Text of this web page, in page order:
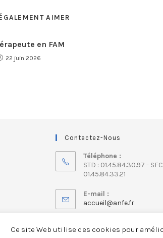
AIMER
en FAM
22 juin 2026
Contactez-Nous
Téléphone :
STD : 01.45.84.30.97 -
01.45.84.33.21
E-mail :
accueil@anfe.fr
ASSOCIATION
Ce site Web utilise des cookies pour